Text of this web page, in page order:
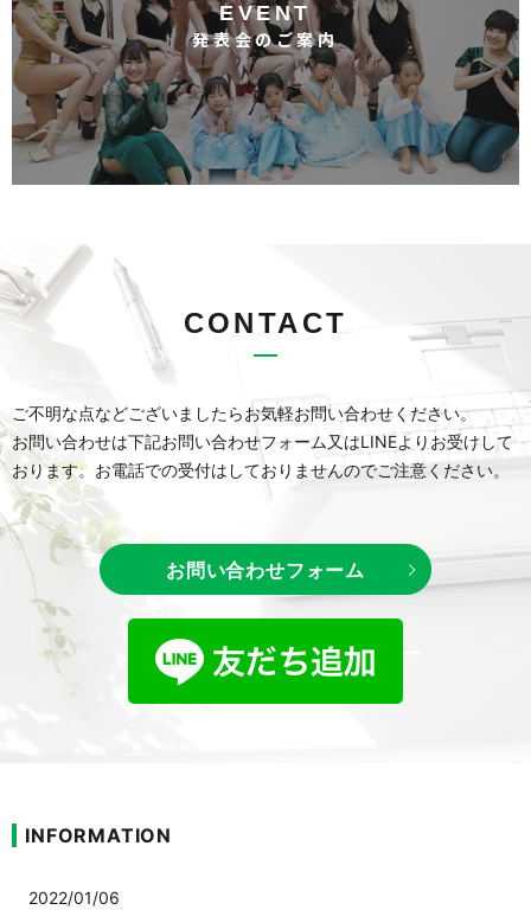
EVENT
発表会のご案内
CONTACT
ご不明な点などございましたらお気軽お問い合わせください。
お問い合わせは下記お問い合わせフォーム又はLINEよりお受けして
おります。 お電話での受付はしておりませんのでご注意ください。
お問い合わせフォーム
INFORMATION
2022/01/06